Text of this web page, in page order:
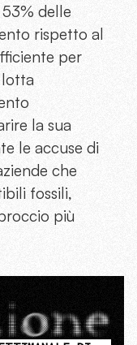
delle
rispetto al
per
lotta
la sua
le accuse di
che
fossili,
più